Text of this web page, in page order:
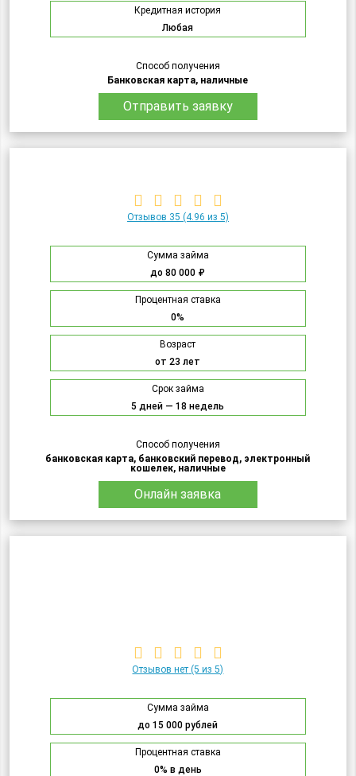
Кредитная история
Любая
Способ получения
Банковская карта, наличные
Отправить заявку
Отзывов 35 (4.96 из 5)
Сумма займа
до 80 000 ₽
Процентная ставка
0%
Возраст
от 23 лет
Срок займа
5 дней — 18 недель
Способ получения
банковская карта, банковский перевод, электронный
кошелек, наличные
Онлайн заявка
Отзывов нет (5 из 5)
Сумма займа
до 15 000 рублей
Процентная ставка
0% в день